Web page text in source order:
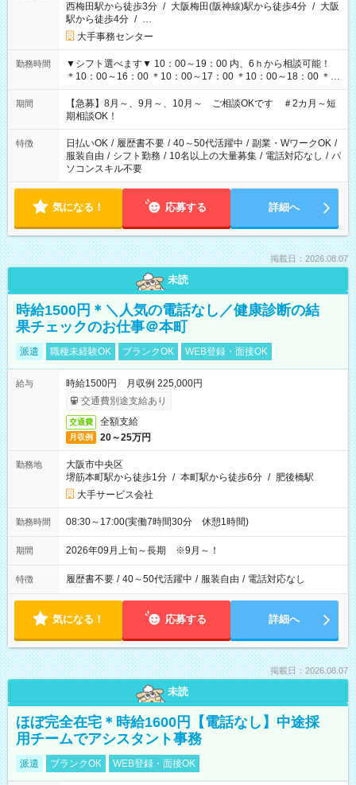
西梅田駅から徒歩3分 / 大阪梅田(阪神線)駅から徒歩4分 / 大阪
駅から徒歩4分 / …
大手事務センター
勤務時間
▼シフト選べます▼ 10：00～19：00 内、6ｈから相談可能！
＊10：00～16：00 ＊10：00～17：00 ＊10：00～18：00 ＊
11：00～19：00 ＊12：00～19：00 ＊13：00～19：00
期間
【急募】8月～、9月～、10月～ ご相談OKです ＃2カ月～短
期相談OK！
特徴 日払いOK / 履歴書不要 / 40～50代活躍中 / 副業・WワークOK /
服装自由 / シフト勤務 / 10名以上の大量募集 / 電話対応なし / パ
ソコンスキル不要
気になる！ 応募する 詳細へ
掲載日：2026.08.07
未読
時給1500円＊＼人気の電話なし／健康診断の結
果チェックのお仕事＠本町
派遣 職種未経験OK ブランクOK WEB登録・面接OK
給与
時給1500円 月収例 225,000円
交通費別途支給あり
交通費 全額支給
月収例 20～25万円
勤務地
大阪市中央区
堺筋本町駅から徒歩1分 / 本町駅から徒歩6分 / 肥後橋駅
大手サービス会社
勤務時間 08:30～17:00(実働7時間30分 休憩1時間)
期間 2026年09月上旬～長期 ※9月～！
特徴 履歴書不要 / 40～50代活躍中 / 服装自由 / 電話対応なし
気になる！ 応募する 詳細へ
掲載日：2026.08.07
未読
ほぼ完全在宅＊時給1600円【電話なし】中途採
用チームでアシスタント事務
派遣 ブランクOK WEB登録・面接OK